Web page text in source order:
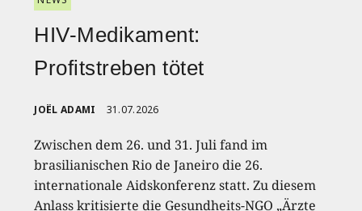
HIV-Medikament:
Profitstreben tötet
JOËL ADAMI 31.07.2026
Zwischen dem 26. und 31. Juli fand im
brasilianischen Rio de Janeiro die 26.
internationale Aidskonferenz statt. Zu diesem
Anlass kritisierte die Gesundheits-NGO „Ärzte